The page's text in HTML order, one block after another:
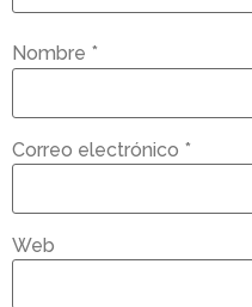
Nombre *
Correo electrónico *
Web